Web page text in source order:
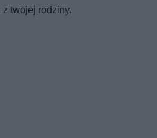
twojej rodziny.